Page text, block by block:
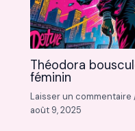
Théodora
féminin
Laisser un commentaire
août 9, 2025